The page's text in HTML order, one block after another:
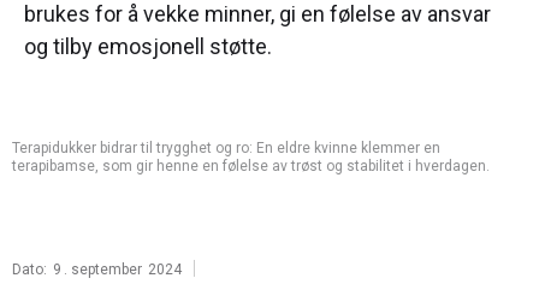
brukes for å vekke minner, gi en følelse av ansvar
og tilby emosjonell støtte.
Terapidukker bidrar til trygghet og ro: En eldre kvinne klemmer en
terapibamse, som gir henne en følelse av trøst og stabilitet i hverdagen.
Dato: 9 . september 2024